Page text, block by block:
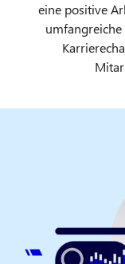
eine positive